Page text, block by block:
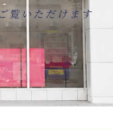
覧いただけます